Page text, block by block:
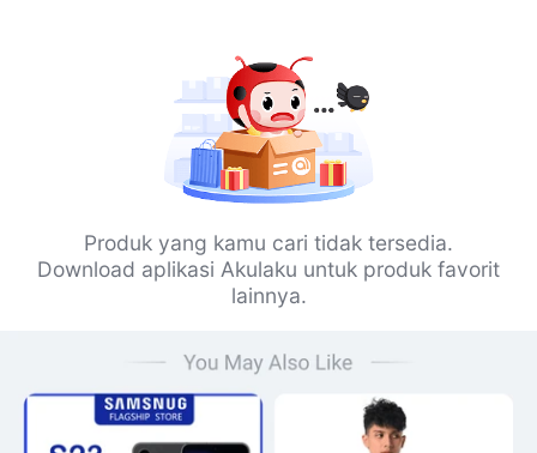
Produk yang kamu cari tidak tersedia.
Download aplikasi Akulaku untuk produk favorit
lainnya.